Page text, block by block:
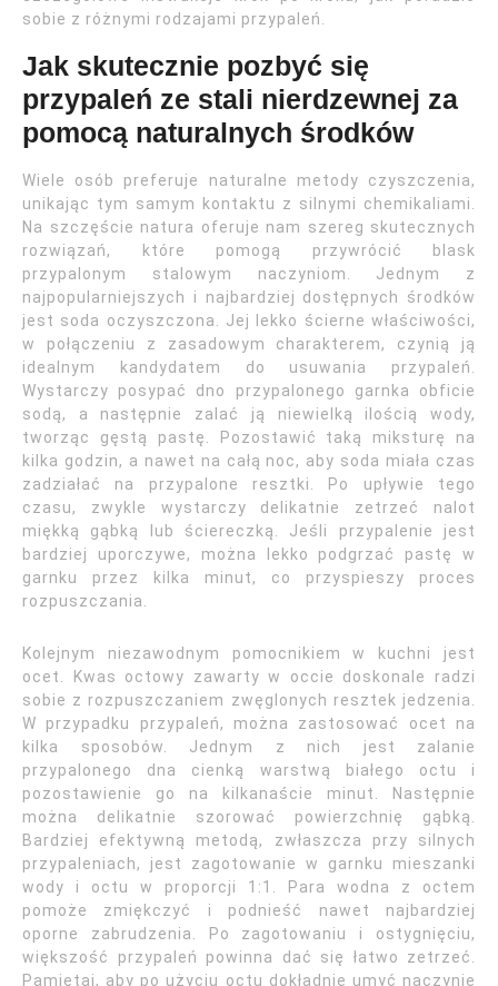
sobie z różnymi rodzajami przypaleń.
Jak skutecznie pozbyć się
przypaleń ze stali nierdzewnej za
pomocą naturalnych środków
Wiele osób preferuje naturalne metody czyszczenia,
unikając tym samym kontaktu z silnymi chemikaliami.
Na szczęście natura oferuje nam szereg skutecznych
rozwiązań, które pomogą przywrócić blask
przypalonym stalowym naczyniom. Jednym z
najpopularniejszych i najbardziej dostępnych środków
jest soda oczyszczona. Jej lekko ścierne właściwości,
w połączeniu z zasadowym charakterem, czynią ją
idealnym kandydatem do usuwania przypaleń.
Wystarczy posypać dno przypalonego garnka obficie
sodą, a następnie zalać ją niewielką ilością wody,
tworząc gęstą pastę. Pozostawić taką miksturę na
kilka godzin, a nawet na całą noc, aby soda miała czas
zadziałać na przypalone resztki. Po upływie tego
czasu, zwykle wystarczy delikatnie zetrzeć nalot
miękką gąbką lub ściereczką. Jeśli przypalenie jest
bardziej uporczywe, można lekko podgrzać pastę w
garnku przez kilka minut, co przyspieszy proces
rozpuszczania.
Kolejnym niezawodnym pomocnikiem w kuchni jest
ocet. Kwas octowy zawarty w occie doskonale radzi
sobie z rozpuszczaniem zwęglonych resztek jedzenia.
W przypadku przypaleń, można zastosować ocet na
kilka sposobów. Jednym z nich jest zalanie
przypalonego dna cienką warstwą białego octu i
pozostawienie go na kilkanaście minut. Następnie
można delikatnie szorować powierzchnię gąbką.
Bardziej efektywną metodą, zwłaszcza przy silnych
przypaleniach, jest zagotowanie w garnku mieszanki
wody i octu w proporcji 1:1. Para wodna z octem
pomoże zmiękczyć i podnieść nawet najbardziej
oporne zabrudzenia. Po zagotowaniu i ostygnięciu,
większość przypaleń powinna dać się łatwo zetrzeć.
Pamiętaj, aby po użyciu octu dokładnie umyć naczynie